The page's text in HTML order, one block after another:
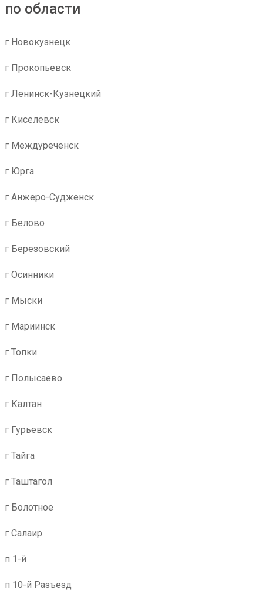
по области
г Новокузнецк
г Прокопьевск
г Ленинск-Кузнецкий
г Киселевск
г Междуреченск
г Юрга
г Анжеро-Судженск
г Белово
г Березовский
г Осинники
г Мыски
г Мариинск
г Топки
г Полысаево
г Калтан
г Гурьевск
г Тайга
г Таштагол
г Болотное
г Салаир
п 1-й
п 10-й Разъезд